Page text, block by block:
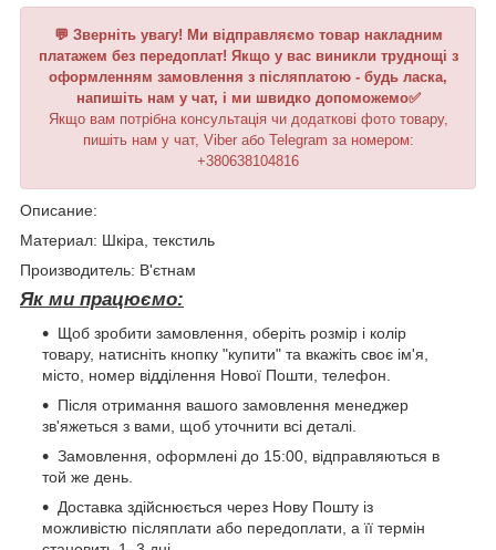
💬 Зверніть увагу! Ми відправляємо товар накладним
платажем без передоплат! Якщо у вас виникли труднощі з
оформленням замовлення з післяплатою - будь ласка,
напишіть нам у чат, і ми швидко допоможемо✅
Якщо вам потрібна консультація чи додаткові фото товару,
пишіть нам у чат, Viber або Telegram за номером:
+380638104816
Описание:
Материал: Шкіра, текстиль
Производитель: В'єтнам
Як ми працюємо:
Щоб зробити замовлення, оберіть розмір і колір
товару, натисніть кнопку "купити" та вкажіть своє ім'я,
місто, номер відділення Нової Пошти, телефон.
Після отримання вашого замовлення менеджер
зв'яжеться з вами, щоб уточнити всі деталі.
Замовлення, оформлені до 15:00, відправляються в
той же день.
Доставка здійснюється через Нову Пошту із
можливістю післяплати або передоплати, а її термін